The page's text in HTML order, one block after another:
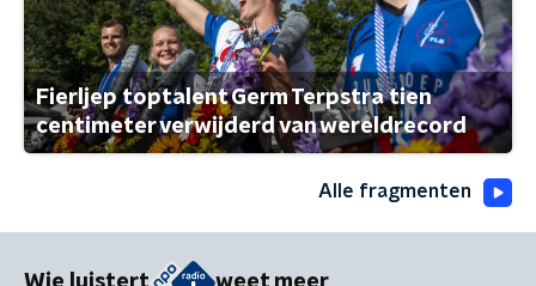
Fierljep toptalent Germ Terpstra tien
centimeter verwijderd van wereldrecord
Alle fragmenten